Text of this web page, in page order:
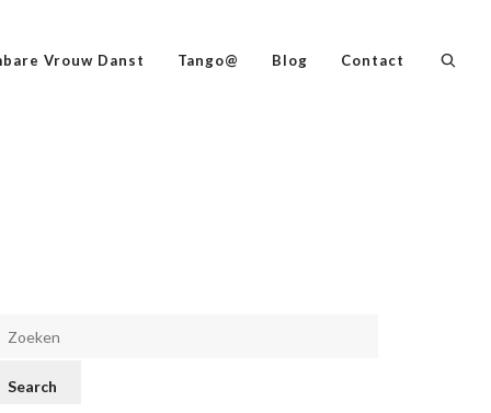
Vrouw Danst Tango@ Blog Contact